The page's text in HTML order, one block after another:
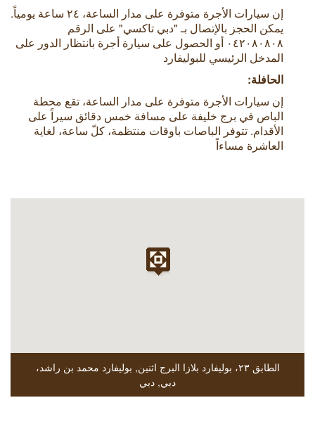
إن سيارات الأجرة متوفرة على مدار الساعة، ٢٤ ساعة يومياً.
يمكن الحجز بالإتصال بـ "دبي تاكسي" على الرقم
٠٤٢٠٨٠٨٠٨ أو الحصول على سيارة أجرة بانتظار الدور على
المدخل الرئيسي للبوليفارد
الحافلة:
إن سيارات الأجرة متوفرة على مدار الساعة، تقع محطة
الباص في برج خليفة على مسافة خمس دقائق سيراً على
الأقدام. تتوفر الباصات باوقات منتظمة، كلّ ساعة، لغاية
العاشرة مساءاً
الطابق ٢٣، بوليفارد بلازا البرج اثنين , بوليفارد محمد بن راشد،
دبي, دبي